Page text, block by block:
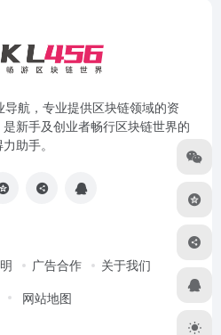
航，专业提供区块链领域的资
新手及创业者畅行区块链世界的
助手。
广告合作
关于我们
网站地图